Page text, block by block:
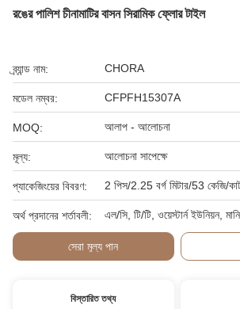
রঙের পালিশ চীনামাটির বাসন সিরামিক ফ্লোর টাইল
ব্র্যান্ড নাম: CHORA
মডেল নম্বর: CFPFH15307A
MOQ: আলাপ - আলোচনা
মূল্য: আলোচনা সাপেক্ষে
প্যাকেজিংয়ের বিবরণ: 2 পিস/2.25 বর্গ মিটার/53 কেজি/
অর্থ প্রদানের শর্তাবলী: এল/সি, টি/টি, ওয়েস্টার্ন ইউনিয়ন,
সেরা মূল্য পান
বিস্তারিত তথ্য